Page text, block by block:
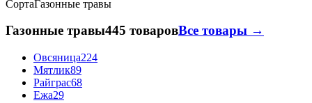
СортаГазонные травы
Газонные травы445 товаровВсе товары →
Овсяница224
Мятлик89
Райграс68
Ежа29